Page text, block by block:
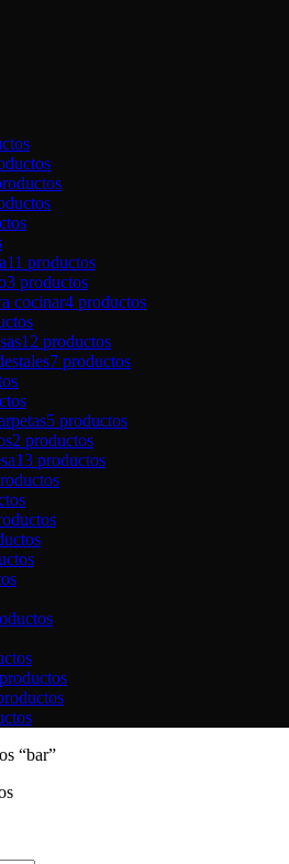
11 productos
3 productos
cocinar4 productos
12 productos
7 productos
5 productos
2 productos
13 productos
“bar”